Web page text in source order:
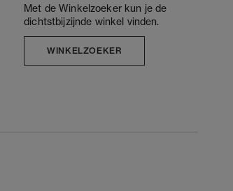
Met de Winkelzoeker kun je de
dichtstbijzijnde winkel vinden.
WINKELZOEKER